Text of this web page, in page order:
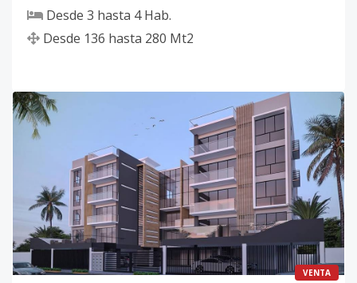
Desde 3 hasta 4Hab.
Desde 136 hasta 280 Mt2
VENTA